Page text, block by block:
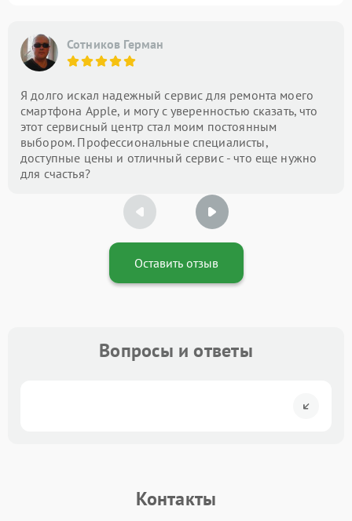
Сотников Герман
Я долго искал надежный сервис для ремонта моего
смартфона Apple, и могу с уверенностью сказать, что
этот сервисный центр стал моим постоянным
выбором. Профессиональные специалисты,
доступные цены и отличный сервис - что еще нужно
для счастья?
Оставить отзыв
Вопросы и ответы
Контакты